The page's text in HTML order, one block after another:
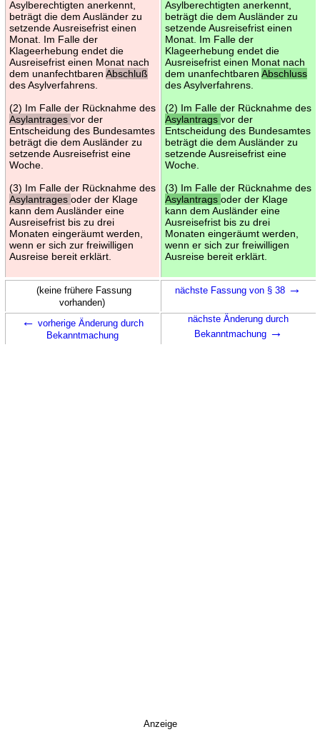
Asylberechtigten anerkennt,
beträgt die dem Ausländer zu
setzende Ausreisefrist einen
Monat. Im Falle der
Klageerhebung endet die
Ausreisefrist einen Monat nach
dem unanfechtbaren Abschluß
des Asylverfahrens.
(2) Im Falle der Rücknahme des
Asylantrages vor der
Entscheidung des Bundesamtes
beträgt die dem Ausländer zu
setzende Ausreisefrist eine
Woche.
(3) Im Falle der Rücknahme des
Asylantrages oder der Klage
kann dem Ausländer eine
Ausreisefrist bis zu drei
Monaten eingeräumt werden,
wenn er sich zur freiwilligen
Ausreise bereit erklärt.
Asylberechtigten anerkennt,
beträgt die dem Ausländer zu
setzende Ausreisefrist einen
Monat. Im Falle der
Klageerhebung endet die
Ausreisefrist einen Monat nach
dem unanfechtbaren Abschluss
des Asylverfahrens.
(2) Im Falle der Rücknahme des
Asylantrags vor der
Entscheidung des Bundesamtes
beträgt die dem Ausländer zu
setzende Ausreisefrist eine
Woche.
(3) Im Falle der Rücknahme des
Asylantrags oder der Klage
kann dem Ausländer eine
Ausreisefrist bis zu drei
Monaten eingeräumt werden,
wenn er sich zur freiwilligen
Ausreise bereit erklärt.
(keine frühere Fassung
vorhanden)
nächste Fassung von § 38 →
← vorherige Änderung durch
Bekanntmachung
nächste Änderung durch
Bekanntmachung →
Anzeige